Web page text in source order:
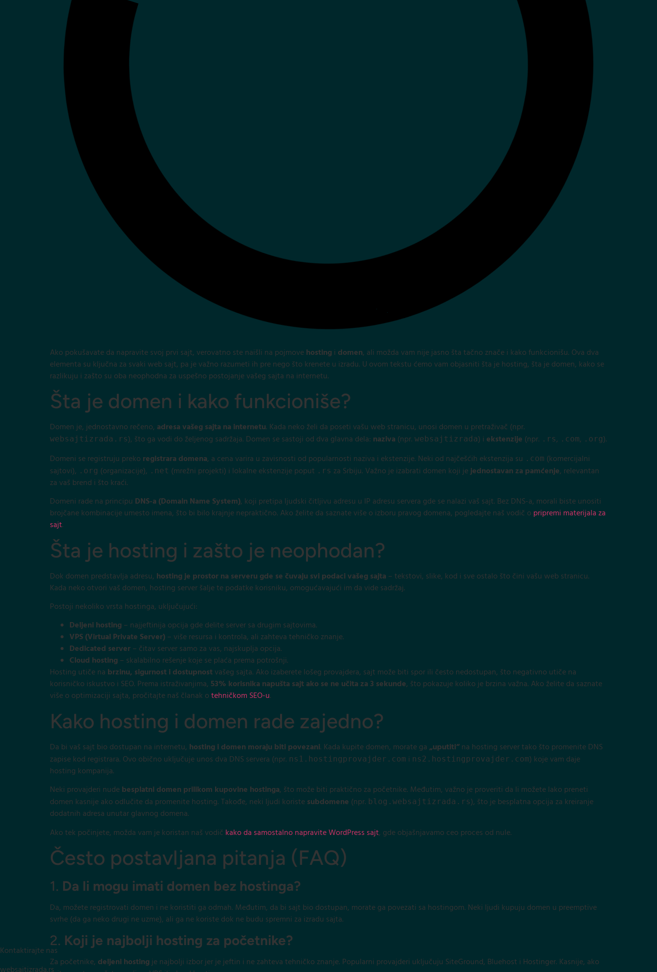
Ako pokušavate da napravite svoj prvi sajt, verovatno ste naišli na pojmovehostingi domen, ali možda vam nije jasno šta tačno znače i kako funkcionišu. Ova dva
elementa su ključna za svaki web sajt, pa je važno razumeti ih pre nego što krenete u izradu. U ovom tekstu ćemo vam objasniti šta je hosting, šta je domen, kako se
razlikuju i zašto su oba neophodna za uspešno postojanje vašeg sajta na internetu.
Šta je domen i kako funkcioniše?
Domen je, jednostavno rečeno, adresa vašeg sajta na internetu. Kada neko želi da poseti vašu web stranicu, unosi domen u pretraživač (npr.
websajtizrada.rs), što ga vodi do željenog sadržaja. Domen se sastoji od dva glavna dela: naziva (npr. websajtizrada) i ekstenzije (npr. .rs, .com, .org).
Domeni se registruju preko registrara domena, a cena varira u zavisnosti od popularnosti naziva i ekstenzije. Neki od najčešćih ekstenzija su .com (komercijalni
sajtovi), .org (organizacije), .net (mrežni projekti) i lokalne ekstenzije poput .rs za Srbiju. Važno je izabrati domen koji jejednostavan za pamćenje, relevantan
za vaš brend i što kraći.
Domeni rade na principu DNS-a (Domain Name System), koji pretipa ljudski čitljivu adresu u IP adresu servera gde se nalazi vaš sajt. Bez DNS-a, morali biste unositi
brojčane kombinacije umesto imena, što bi bilo krajnje nepraktično. Ako želite da saznate više o izboru pravog domena, pogledajte naš vodič o pripremi materijala za
sajt.
Šta je hosting i zašto je neophodan?
Dok domen predstavlja adresu, hosting je prostor na serveru gde se čuvaju svi podaci vašeg sajta – tekstovi, slike, kod i sve ostalo što čini vašu web stranicu.
Kada neko otvori vaš domen, hosting server šalje te podatke korisniku, omogućavajući im da vide sadržaj.
Postoji nekoliko vrsta hostinga, uključujući:
Deljeni hosting– najjeftinija opcija gde delite server sa drugim sajtovima.
VPS (Virtual Private Server)– više resursa i kontrola, ali zahteva tehničko znanje.
Dedicated server– čitav server samo za vas, najskuplja opcija.
Cloud hosting– skalabilno rešenje koje se plaća prema potrošnji.
Hosting utiče na brzinu, sigurnost i dostupnostvašeg sajta. Ako izaberete lošeg provajdera, sajt može biti spor ili često nedostupan, što negativno utiče na
korisničko iskustvo i SEO. Prema istraživanjima, 53% korisnika napušta sajt ako se ne učita za 3 sekunde, što pokazuje koliko je brzina važna. Ako želite da saznate
više o optimizaciji sajta, pročitajte naš članak otehničkom SEO-u.
Kako hosting i domen rade zajedno?
Da bi vaš sajt bio dostupan na internetu, hosting i domen moraju biti povezani. Kada kupite domen, morate ga„uputiti“na hosting server tako što promenite DNS
zapise kod registrara. Ovo obično uključuje unos dva DNS servera (npr. ns1.hostingprovajder.com i ns2.hostingprovajder.com) koje vam daje
hosting kompanija.
Neki provajderi nudebesplatni domen prilikom kupovine hostinga, što može biti praktično za početnike. Međutim, važno je proveriti da li možete lako preneti
domen kasnije ako odlučite da promenite hosting. Takođe, neki ljudi koristesubdomene (npr. blog.websajtizrada.rs), što je besplatna opcija za kreiranje
dodatnih adresa unutar glavnog domena.
Ako tek počinjete, možda vam je koristan naš vodič kako da samostalno napravite WordPress sajt, gde objašnjavamo ceo proces od nule.
Često postavljana pitanja (FAQ)
1. Da li mogu imati domen bez hostinga?
Da, možete registrovati domen i ne koristiti ga odmah. Međutim, da bi sajt bio dostupan, morate ga povezati sa hostingom. Neki ljudi kupuju domen u preemptive
svrhe (da ga neko drugi ne uzme), ali ga ne koriste dok ne budu spremni za izradu sajta.
2. Koji je najbolji hosting za početnike?
Za početnike, deljeni hostingje najbolji izbor jer je jeftin i ne zahteva tehničko znanje. Popularni provajderi uključuju SiteGround, Bluehost i Hostinger. Kasnije, ako
Kontaktirajte nas